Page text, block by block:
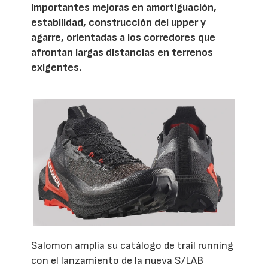
importantes mejoras en amortiguación,
estabilidad, construcción del upper y
agarre, orientadas a los corredores que
afrontan largas distancias en terrenos
exigentes.
Salomon amplía su catálogo de trail running
con el lanzamiento de la nueva S/LAB